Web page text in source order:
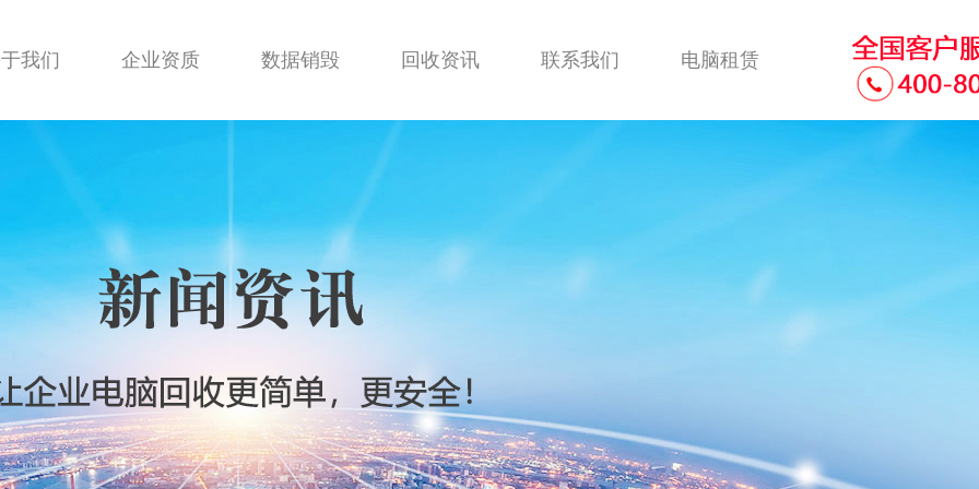
我们 企业资质 数据销毁 回收资讯 联系我们 电脑租赁